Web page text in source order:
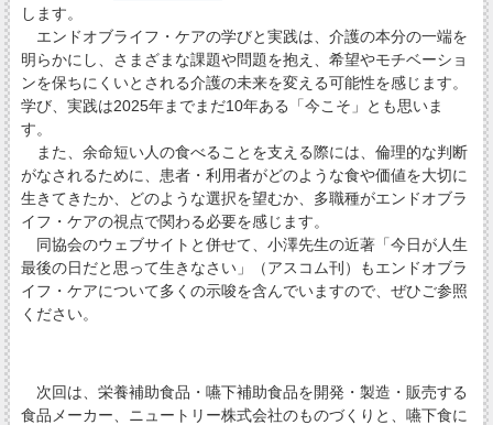
します。
エンドオブライフ・ケアの学びと実践は、介護の本分の一端を
明らかにし、さまざまな課題や問題を抱え、希望やモチベーショ
ンを保ちにくいとされる介護の未来を変える可能性を感じます。
学び、実践は2025年までまだ10年ある「今こそ」とも思いま
す。
また、余命短い人の食べることを支える際には、倫理的な判断
がなされるために、患者・利用者がどのような食や価値を大切に
生きてきたか、どのような選択を望むか、多職種がエンドオブラ
イフ・ケアの視点で関わる必要を感じます。
同協会のウェブサイトと併せて、小澤先生の近著「今日が人生
最後の日だと思って生きなさい」（アスコム刊）もエンドオブラ
イフ・ケアについて多くの示唆を含んでいますので、ぜひご参照
ください。
次回は、栄養補助食品・嚥下補助食品を開発・製造・販売する
食品メーカー、ニュートリー株式会社のものづくりと、嚥下食に